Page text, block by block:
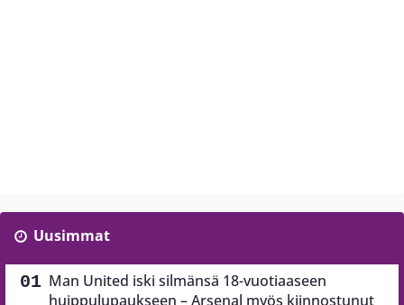
Uusimmat
Man United iski silmänsä 18-vuotiaaseen
huippulupaukseen – Arsenal myös kiinnostunut